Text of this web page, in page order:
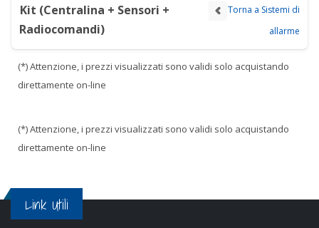
Kit (Centralina + Sensori +
Radiocomandi)
Torna a Sistemi di
allarme
(*) Attenzione, i prezzi visualizzati sono validi solo acquistando
direttamente on-line
(*) Attenzione, i prezzi visualizzati sono validi solo acquistando
direttamente on-line
Link Utili